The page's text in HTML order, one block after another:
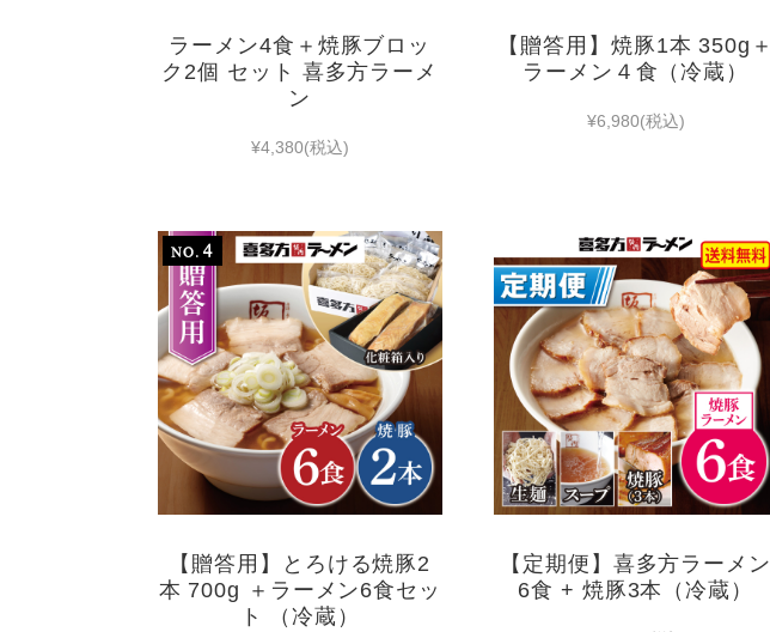
ラーメン4食＋焼豚ブロッ
ク2個 セット 喜多方ラーメ
ン
¥4,380(税込)
【贈答用】焼豚1本 350g＋
ラーメン４食（冷蔵）
¥6,980(税込)
【贈答用】とろける焼豚2
本 700g ＋ラーメン6食セッ
ト （冷蔵）
【定期便】喜多方ラーメン
6食 + 焼豚3本（冷蔵）